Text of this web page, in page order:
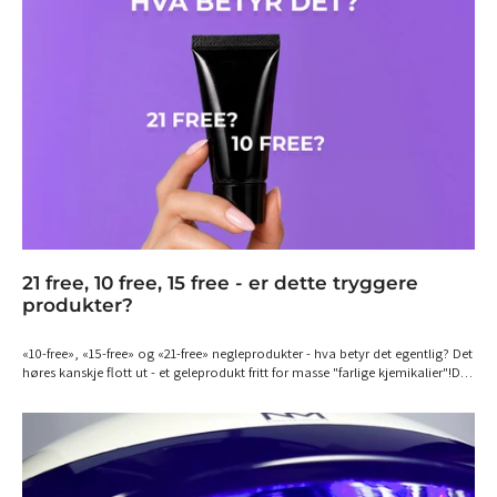
21 free, 10 free, 15 free - er dette tryggere
produkter?
«10-free», «15-free» og «21-free» negleprodukter - hva betyr det egentlig? Det
høres kanskje flott ut - et geleprodukt fritt for masse "farlige kjemikalier"!Du
«15-free» eller «21-free». For mange kan slike påstander påvirke deg som
forbruker - men hva betyr det egentlig? Det korte svaret er at det ikke finnes
ett enkelt, offisielt svar. I motsetning til enkelte andre begreper i
kosmetikkverdenen finnes det ingen universell standard som bestemmer
hvilke ingredienser et produkt må være uten for å kunne kalles «10-free» eller